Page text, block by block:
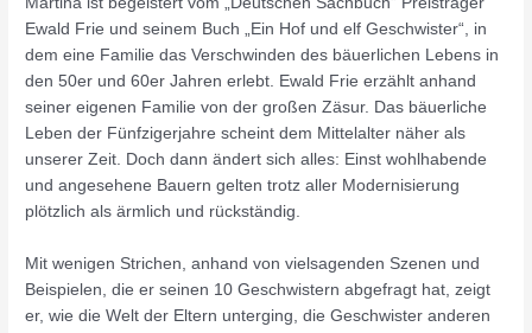
Ewald Frie und seinem Buch „Ein Hof und elf Geschwister“, in
dem eine Familie das Verschwinden des bäuerlichen Lebens in
den 50er und 60er Jahren erlebt. Ewald Frie erzählt anhand
seiner eigenen Familie von der großen Zäsur. Das bäuerliche
Leben der Fünfzigerjahre scheint dem Mittelalter näher als
unserer Zeit. Doch dann ändert sich alles: Einst wohlhabende
und angesehene Bauern gelten trotz aller Modernisierung
plötzlich als ärmlich und rückständig.
Mit wenigen Strichen, anhand von vielsagenden Szenen und
Beispielen, die er seinen 10 Geschwistern abgefragt hat, zeigt
er, wie die Welt der Eltern unterging, die Geschwister anderen